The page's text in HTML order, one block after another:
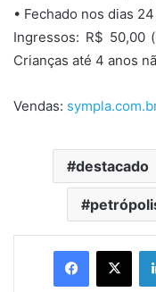
• Fechado nos dias
Ingressos: R$ 50,00
Crianças até 4 anos
Vendas:
destacado